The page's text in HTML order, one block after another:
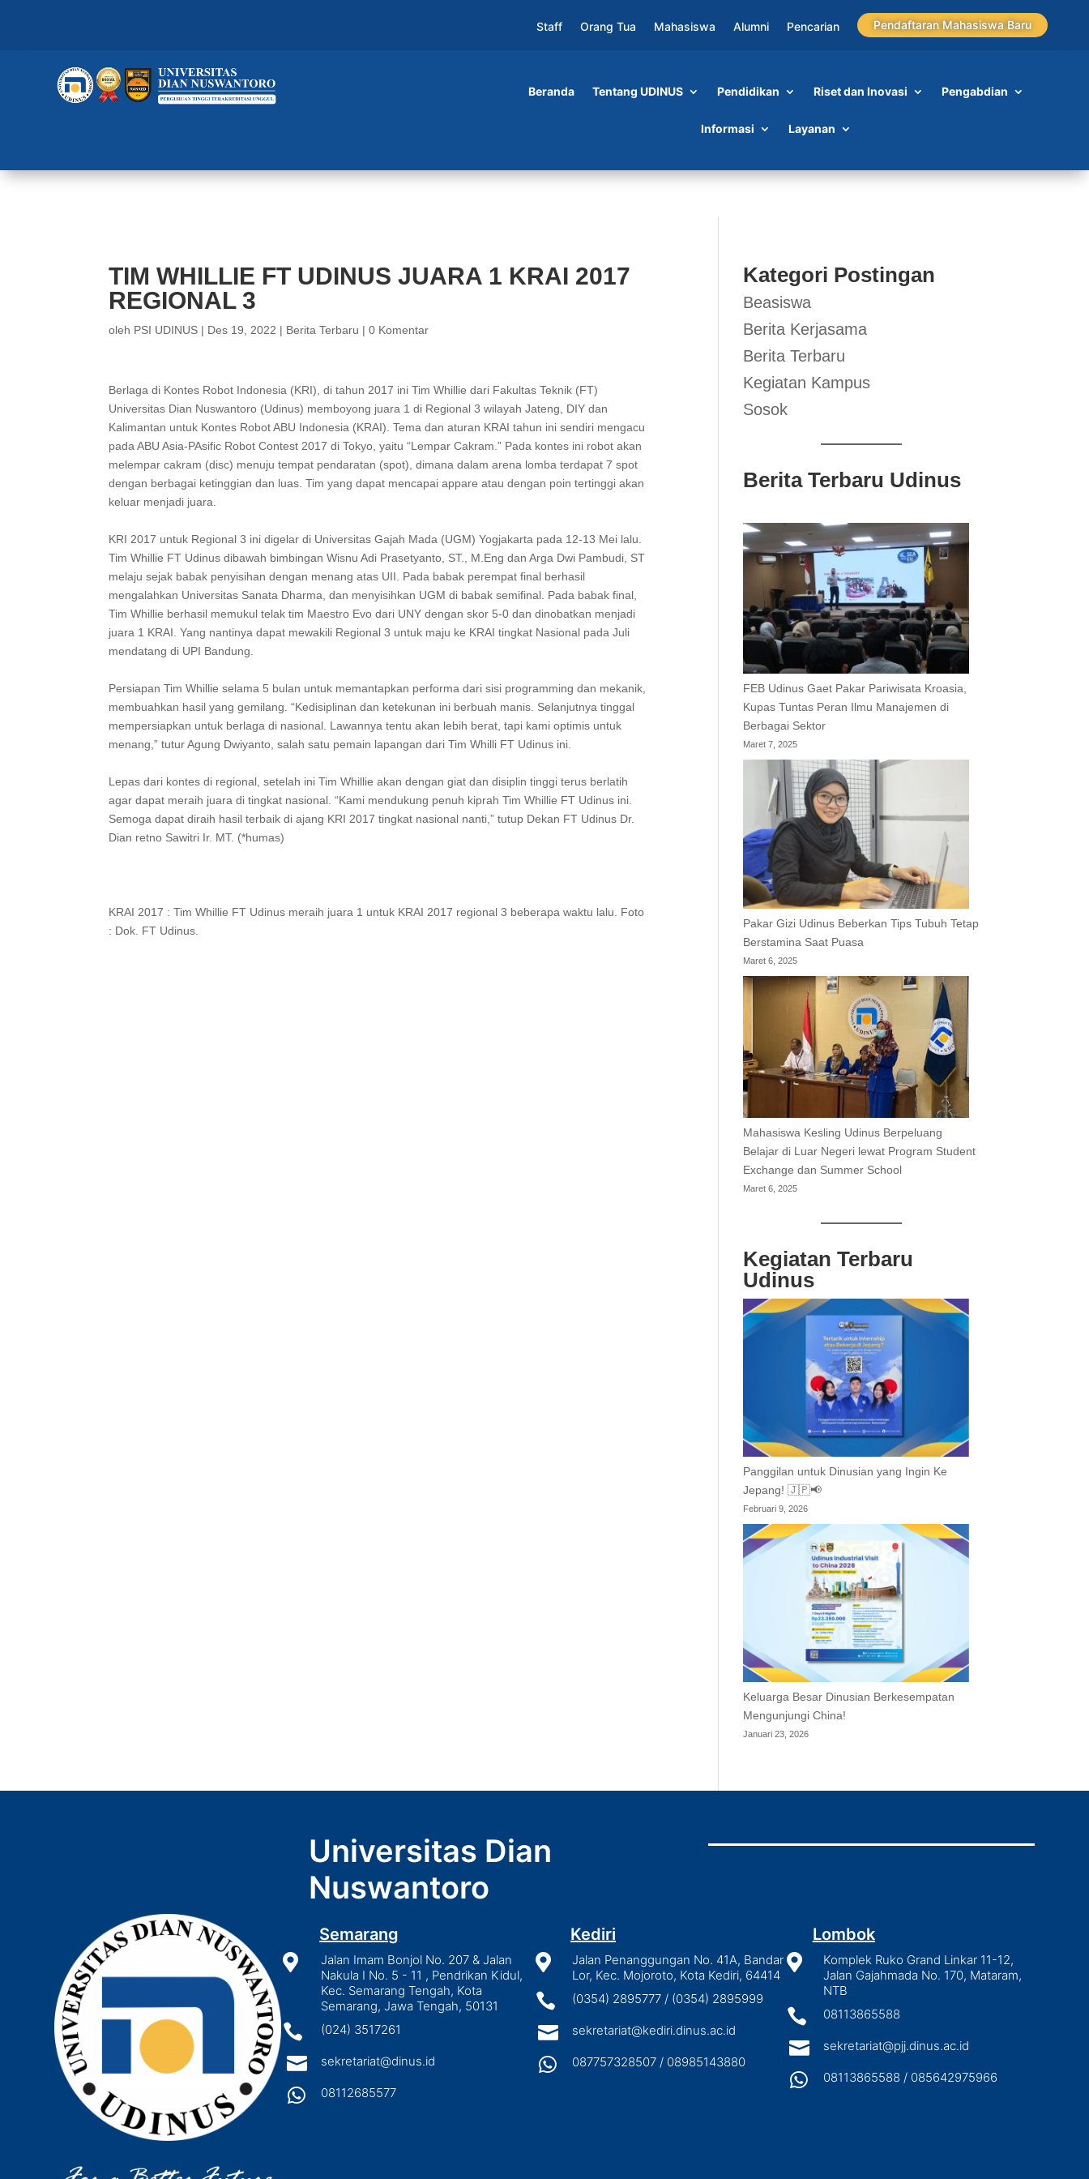
Staff Orang Tua Mahasiswa Alumni Pencarian Pendaftaran Mahasiswa Baru
Beranda Tentang UDINUS Pendidikan Riset dan Inovasi Pengabdian
Informasi Layanan
TIM WHILLIE FT UDINUS JUARA 1 KRAI 2017
REGIONAL 3
oleh PSI UDINUS | Des 19, 2022 | Berita Terbaru |0 Komentar
Berlaga di Kontes Robot Indonesia (KRI), di tahun 2017 ini Tim Whillie dari Fakultas Teknik (FT)
Universitas Dian Nuswantoro (Udinus) memboyong juara 1 di Regional 3 wilayah Jateng, DIY dan
Kalimantan untuk Kontes Robot ABU Indonesia (KRAI). Tema dan aturan KRAI tahun ini sendiri mengacu
pada ABU Asia-PAsific Robot Contest 2017 di Tokyo, yaitu “Lempar Cakram.” Pada kontes ini robot akan
melempar cakram (disc) menuju tempat pendaratan (spot), dimana dalam arena lomba terdapat 7 spot
dengan berbagai ketinggian dan luas. Tim yang dapat mencapai appare atau dengan poin tertinggi akan
keluar menjadi juara.
KRI 2017 untuk Regional 3 ini digelar di Universitas Gajah Mada (UGM) Yogjakarta pada 12-13 Mei lalu.
Tim Whillie FT Udinus dibawah bimbingan Wisnu Adi Prasetyanto, ST., M.Eng dan Arga Dwi Pambudi, ST
melaju sejak babak penyisihan dengan menang atas UII. Pada babak perempat final berhasil
mengalahkan Universitas Sanata Dharma, dan menyisihkan UGM di babak semifinal. Pada babak final,
Tim Whillie berhasil memukul telak tim Maestro Evo dari UNY dengan skor 5-0 dan dinobatkan menjadi
juara 1 KRAI. Yang nantinya dapat mewakili Regional 3 untuk maju ke KRAI tingkat Nasional pada Juli
mendatang di UPI Bandung.
Persiapan Tim Whillie selama 5 bulan untuk memantapkan performa dari sisi programming dan mekanik,
membuahkan hasil yang gemilang. “Kedisiplinan dan ketekunan ini berbuah manis. Selanjutnya tinggal
mempersiapkan untuk berlaga di nasional. Lawannya tentu akan lebih berat, tapi kami optimis untuk
menang,” tutur Agung Dwiyanto, salah satu pemain lapangan dari Tim Whilli FT Udinus ini.
Lepas dari kontes di regional, setelah ini Tim Whillie akan dengan giat dan disiplin tinggi terus berlatih
agar dapat meraih juara di tingkat nasional. “Kami mendukung penuh kiprah Tim Whillie FT Udinus ini.
Semoga dapat diraih hasil terbaik di ajang KRI 2017 tingkat nasional nanti,” tutup Dekan FT Udinus Dr.
Dian retno Sawitri Ir. MT. (*humas)
KRAI 2017 : Tim Whillie FT Udinus meraih juara 1 untuk KRAI 2017 regional 3 beberapa waktu lalu. Foto
: Dok. FT Udinus.
Kategori Postingan
Beasiswa
Berita Kerjasama
Berita Terbaru
Kegiatan Kampus
Sosok
Berita Terbaru Udinus
FEB Udinus Gaet Pakar Pariwisata Kroasia,
Kupas Tuntas Peran Ilmu Manajemen di
Berbagai Sektor
Maret 7, 2025
Pakar Gizi Udinus Beberkan Tips Tubuh Tetap
Berstamina Saat Puasa
Maret 6, 2025
Mahasiswa Kesling Udinus Berpeluang
Belajar di Luar Negeri lewat Program Student
Exchange dan Summer School
Maret 6, 2025
Kegiatan Terbaru
Udinus
Panggilan untuk Dinusian yang Ingin Ke
Jepang! 🇯🇵📢
Februari 9, 2026
Keluarga Besar Dinusian Berkesempatan
Mengunjungi China!
Januari 23, 2026
Universitas Dian
Nuswantoro
Semarang

Jalan Imam Bonjol No. 207 & Jalan
Nakula I No. 5 - 11 , Pendrikan Kidul,
Kec. Semarang Tengah, Kota
Semarang, Jawa Tengah, 50131
 (024) 3517261
 sekretariat@dinus.id
 08112685577
Kediri

Jalan Penanggungan No. 41A, Bandar
Lor, Kec. Mojoroto, Kota Kediri, 64414
 (0354) 2895777 / (0354) 2895999
 sekretariat@kediri.dinus.ac.id
 087757328507 / 08985143880
Lombok

Komplek Ruko Grand Linkar 11-12,
Jalan Gajahmada No. 170, Mataram,
NTB
 08113865588
 sekretariat@pjj.dinus.ac.id
 08113865588 / 085642975966